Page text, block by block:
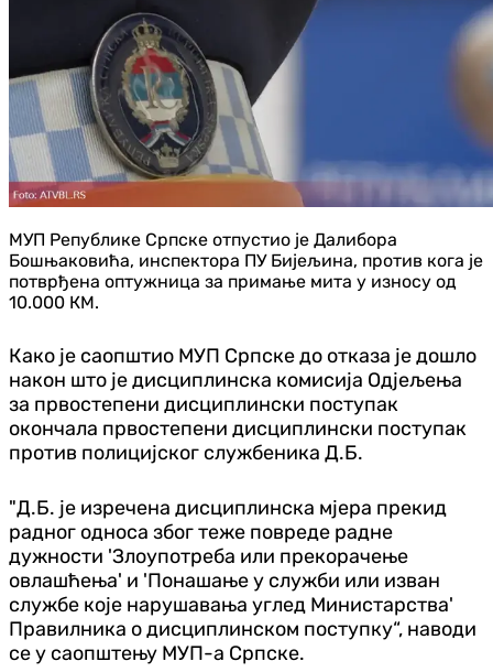
МУП Републике Српске отпустио је Далибора
Бошњаковића, инспектора ПУ Бијељина, против кога је
потврђена оптужница за примање мита у износу од
10.000 КМ.
Како је саопштио МУП Српске до отказа је дошло
након што је дисциплинска комисија Одјељења
за првостепени дисциплински поступак
окончала првостепени дисциплински поступак
против полицијског службеника Д.Б.
"Д.Б. је изречена дисциплинска мјера прекид
радног односа због теже повреде радне
дужности 'Злоупотреба или прекорачење
овлашћења' и 'Понашање у служби или изван
службе које нарушавања углед Министарства'
Правилника о дисциплинском поступку“, наводи
се у саопштењу МУП-а Српске.